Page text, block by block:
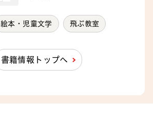
絵本・児童文学 飛ぶ教室
書籍情報トップへ